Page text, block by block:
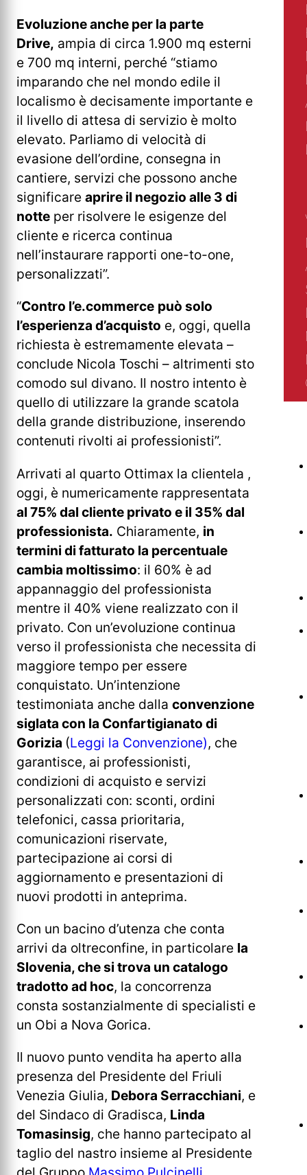
Evoluzione anche per la parte
Drive, ampia di circa 1.900 mq esterni
e 700 mq interni, perché “stiamo
imparando che nel mondo edile il
localismo è decisamente importante e
il livello di attesa di servizio è molto
elevato. Parliamo di velocità di
evasione dell’ordine, consegna in
cantiere, servizi che possono anche
significare aprire il negozio alle 3 di
notte per risolvere le esigenze del
cliente e ricerca continua
nell’instaurare rapporti one-to-one,
personalizzati”.
“Contro l’e.commerce può solo
l’esperienza d’acquisto e, oggi, quella
richiesta è estremamente elevata –
conclude Nicola Toschi – altrimenti sto
comodo sul divano. Il nostro intento è
quello di utilizzare la grande scatola
della grande distribuzione, inserendo
contenuti rivolti ai professionisti”.
Arrivati al quarto Ottimax la clientela ,
oggi, è numericamente rappresentata
al 75% dal cliente privato e il 35% dal
professionista. Chiaramente, in
termini di fatturato la percentuale
cambia moltissimo: il 60% è ad
appannaggio del professionista
mentre il 40% viene realizzato con il
privato. Con un’evoluzione continua
verso il professionista che necessita di
maggiore tempo per essere
conquistato. Un’intenzione
testimoniata anche dalla convenzione
siglata con la Confartigianato di
Gorizia (Leggi la Convenzione), che
garantisce, ai professionisti,
condizioni di acquisto e servizi
personalizzati con: sconti, ordini
telefonici, cassa prioritaria,
comunicazioni riservate,
partecipazione ai corsi di
aggiornamento e presentazioni di
nuovi prodotti in anteprima.
Con un bacino d’utenza che conta
arrivi da oltreconfine, in particolare la
Slovenia, che si trova un catalogo
tradotto ad hoc, la concorrenza
consta sostanzialmente di specialisti e
un Obi a Nova Gorica.
Il nuovo punto vendita ha aperto alla
presenza del Presidente del Friuli
Venezia Giulia, Debora Serracchiani, e
del Sindaco di Gradisca, Linda
Tomasinsig, che hanno partecipato al
taglio del nastro insieme al Presidente